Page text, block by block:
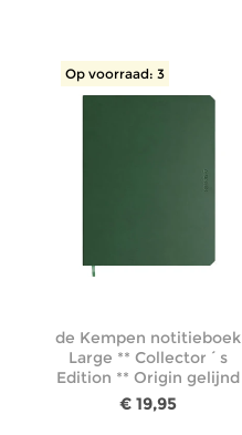
Op voorraad: 3
de Kempen notitieboek
Large ** Collector´s
Edition ** Origin gelijnd
€ 19,95